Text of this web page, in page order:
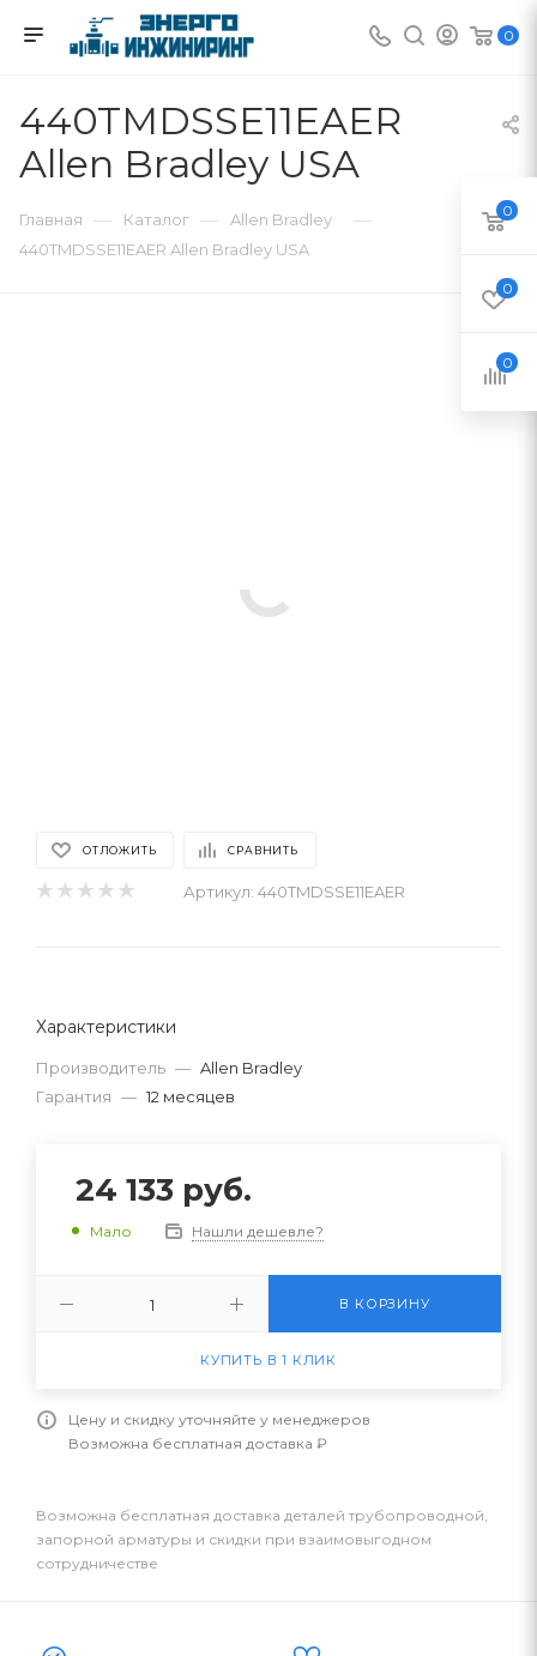
0
440TMDSSE11EAER
Allen Bradley USA
Главная — Каталог — Allen Bradley —
440TMDSSE11EAER Allen Bradley USA
ОТЛОЖИТЬ СРАВНИТЬ
Артикул: 440TMDSSE11EAER
Характеристики
Производитель — Allen Bradley
Гарантия — 12 месяцев
24 133 руб.
Мало Нашли дешевле?
В КОРЗИНУ
КУПИТЬ В 1 КЛИК
Цену и скидку уточняйте у менеджеров
Возможна бесплатная доставка ₽
Возможна бесплатная доставка деталей трубопроводной,
запорной арматуры и скидки при взаимовыгодном
сотрудничестве
0
0
0